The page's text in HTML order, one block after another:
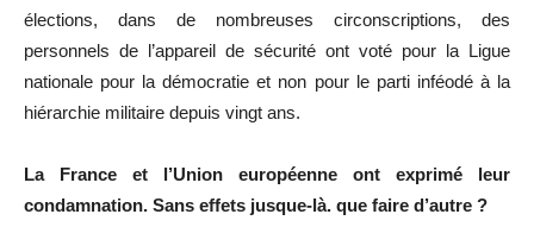
élections, dans de nombreuses circonscriptions, des
personnels de l’appareil de sécurité ont voté pour la Ligue
nationale pour la démocratie et non pour le parti inféodé à la
hiérarchie militaire depuis vingt ans.
La France et l’Union européenne ont exprimé leur
condamnation. Sans effets jusque-là. que faire d’autre ?